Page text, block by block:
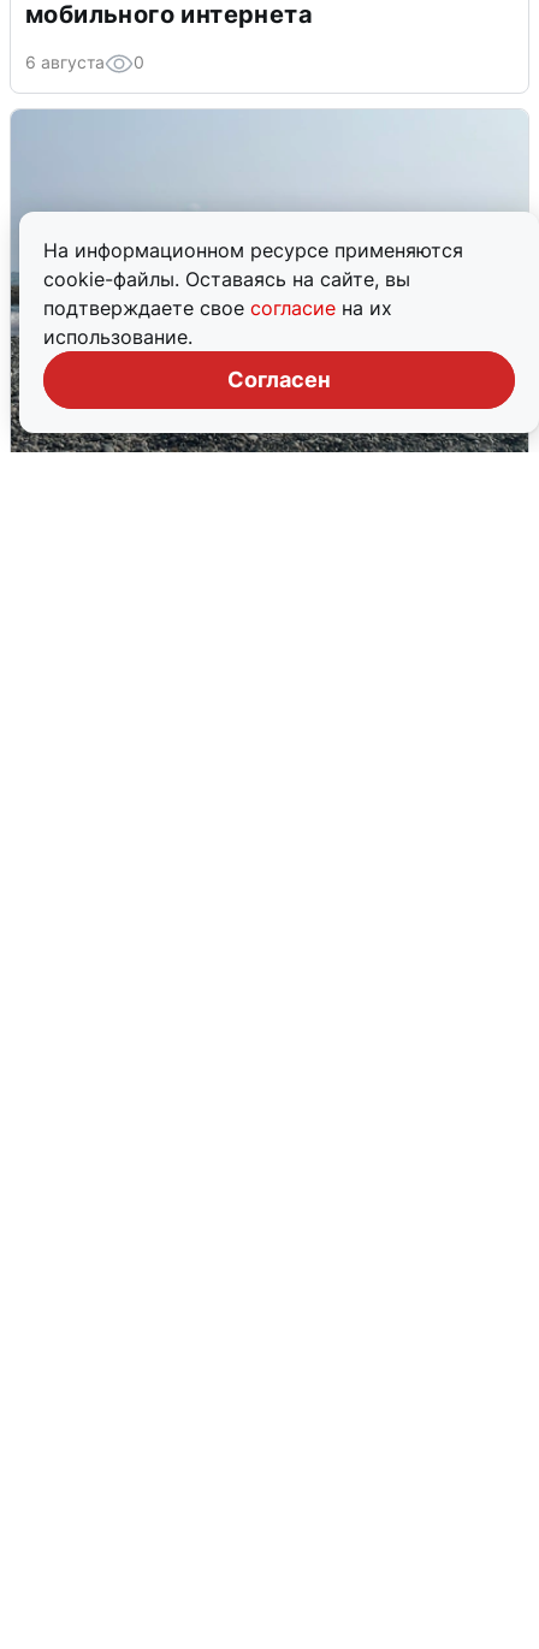
На информационном ресурсе применяются
cookie-файлы. Оставаясь на сайте, вы
подтверждаете свое согласие на их
использование.
Согласен
мобильного интернета
6 августа 0